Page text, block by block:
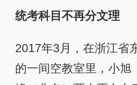
统考科目不再分文理
2017年3月，在浙江省
的一间空教室里，小旭